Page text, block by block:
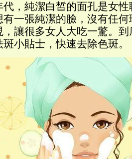
，純潔白皙的面孔是女
一張純潔的臉，沒有任
讓很多女人大吃一驚。
小貼士，快速去除色斑。